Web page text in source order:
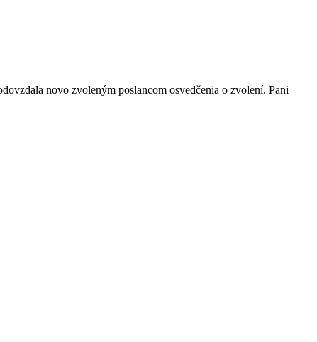
novo zvoleným poslancom osvedčenia o zvolení. Pani